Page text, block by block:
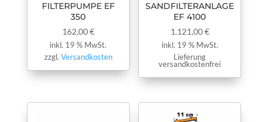
FILTERPUMPE EF
350
162,00€
inkl. 19 % MwSt.
zzgl. Versandkosten
SANDFILTERANLAGE
EF 4100
1.121,00€
inkl. 19 % MwSt.
Lieferung
versandkostenfrei